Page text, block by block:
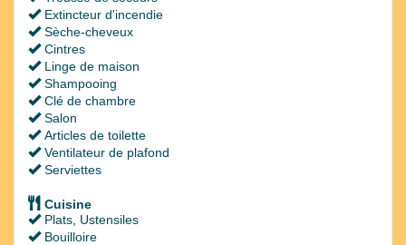
Extincteur d'incendie
Sèche-cheveux
Cintres
Linge de maison
Shampooing
Clé de chambre
Salon
Articles de toilette
Ventilateur de plafond
Serviettes
Cuisine
Plats, Ustensiles
Bouilloire